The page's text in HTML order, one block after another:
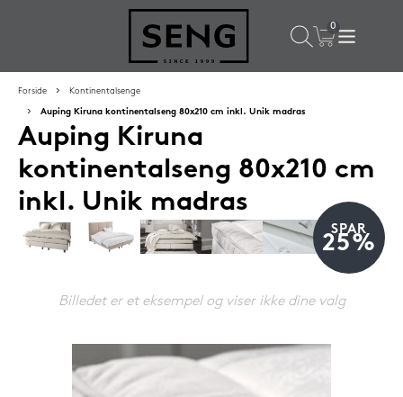
Forside Kontinentalsenge
Auping Kiruna kontinentalseng 80x210 cm inkl. Unik madras
Auping Kiruna
kontinentalseng 80x210 cm
inkl. Unik madras
Billedet er et eksempel og viser ikke dine valg
SPAR
25%